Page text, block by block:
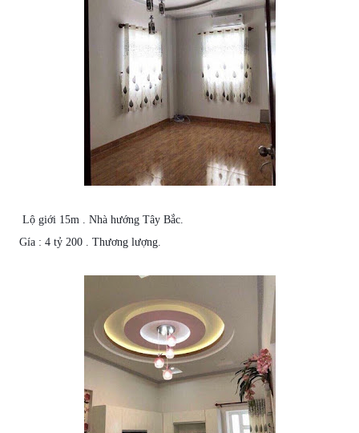
Lộ giới 15m . Nhà hướng Tây Bắc.
Gía : 4 tỷ 200 . Thương lượng.